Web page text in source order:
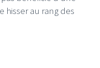
hisser au rang des